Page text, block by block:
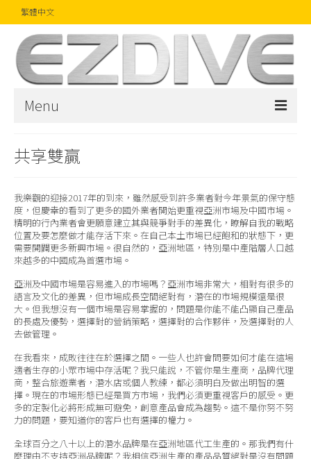
繁體中文
Menu
首頁
文章
精品
攝影比賽
話題焦點
關於我們
共享雙贏
我樂觀的迎接2017年的到來，雖然感受到許多業者對今年景氣的保守態
度，但慶幸的看到了更多的國外業者開始更重視亞洲市場及中國市場。
精明的行內業者會更願意建立其與競爭對手的差異化，瞭解自我的戰略
位置及要怎麼做才能存活下來。在自己本土市場已經飽和的狀態下，更
需要開闢更多新興市場。很自然的，亞洲地區，特別是中產階層人口越
來越多的中國成為首選市場。
亞洲及中國市場是容易進入的市場嗎？亞洲市場非常大，相對有很多的
語言及文化的差異，但市場成長空間絕對有，潛在的市場規模還是很
大。但我想沒有一個市場是容易掌握的，問題是你能不能凸顯自己產品
的長處及優勢，選擇對的營銷策略，選擇對的合作夥伴，及選擇對的人
去做管理。
在我看來，成敗往往在於選擇之間。一些人也許會問要如何才能在這場
適者生存的小眾市場中存活呢？我只能說，不管你是生產商，品牌代理
商，整合旅遊業者，潛水店或個人教練，都必須明白及做出明智的選
擇。現在的市場形態已經是買方市場，我們必須更重視客戶的感受。更
多的定製化必將形成無可避免，創意產品會成為趨勢。這不是你努不努
力的問題，要知道你的客戶也有選擇的權力。
全球百分之八十以上的潛水品牌是在亞洲地區代工生產的。那我們有什
麼理由不支持亞洲品牌呢？我相信亞洲生產的產品品質絕對是沒有問題